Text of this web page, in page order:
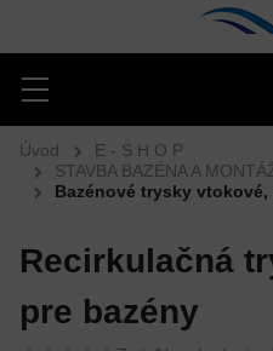
Hľadať
Menu
Úvod
E - S H O P
STAVBA BAZÉNA A
Bazénové trysky
Recirkulačná
pre bazény